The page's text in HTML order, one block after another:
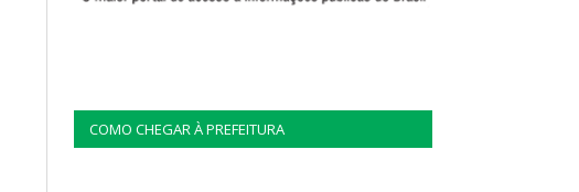
COMO CHEGAR À PREFEITURA